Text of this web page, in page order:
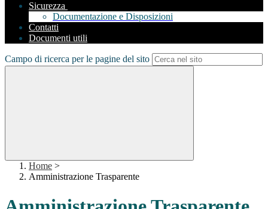
Sicurezza
Documentazione e Disposizioni
Contatti
Documenti utili
Campo di ricerca per le pagine del sito
Home >
Amministrazione Trasparente